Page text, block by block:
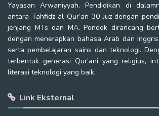
Yayasan Arwaniyyah. Pendidikan di
antara Tahfidz al-Qur’an 30 Juz dengan
jenjang MTs dan MA. Pondok dirancang
dengan menerapkan bahasa Arab dan
serta pembelajaran sains dan teknologi.
terbentuk generasi Qur’ani yang religius,
literasi teknologi yang baik.
Link Eksternal